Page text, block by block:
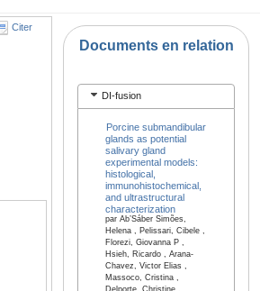
Citer
Documents en relation
DI-fusion
Porcine submandibular
glands as potential
salivary gland
experimental models:
histological,
immunohistochemical,
and ultrastructural
characterization
par Ab’Sáber Simões,
Helena , Pelissari, Cibele ,
Florezi, Giovanna P ,
Hsieh, Ricardo , Arana-
Chavez, Victor Elias ,
Massoco, Cristina ,